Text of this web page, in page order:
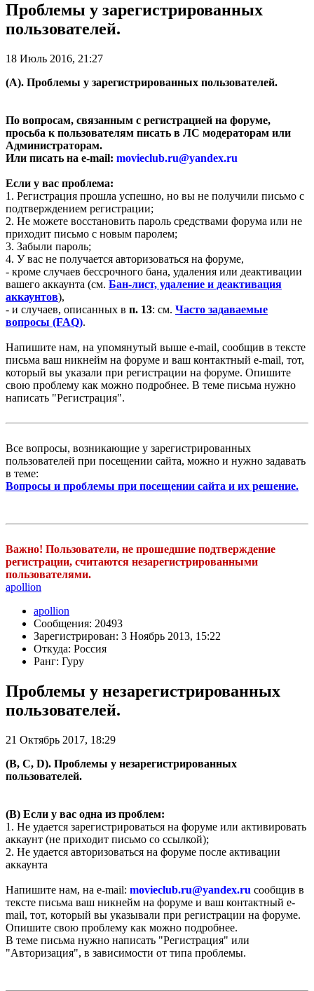
Проблемы у зарегистрированных
пользователей.
18 Июль 2016, 21:27
(А). Проблемы у зарегистрированных пользователей.
По вопросам, связанным с регистрацией на форуме,
просьба к пользователям писать в ЛС модераторам или
Администраторам.
Или писать на e-mail: movieclub.ru@yandex.ru
Если у вас проблема:
1. Регистрация прошла успешно, но вы не получили письмо с
подтверждением регистрации;
2. Не можете восстановить пароль средствами форума или не
приходит письмо с новым паролем;
3. Забыли пароль;
4. У вас не получается авторизоваться на форуме,
- кроме случаев бессрочного бана, удаления или деактивации
вашего аккаунта (см. Бан-лист, удаление и деактивация
аккаунтов),
- и случаев, описанных в п. 13: см. Часто задаваемые
вопросы (FAQ).
Напишите нам, на упомянутый выше e-mail, сообщив в тексте
письма ваш никнейм на форуме и ваш контактный e-mail, тот,
который вы указали при регистрации на форуме. Опишите
свою проблему как можно подробнее. В теме письма нужно
написать "Регистрация".
Все вопросы, возникающие у зарегистрированных
пользователей при посещении сайта, можно и нужно задавать
в теме:
Вопросы и проблемы при посещении сайта и их решение.
Важно! Пользователи, не прошедшие подтверждение
регистрации, считаются незарегистрированными
пользователями.
apollion
apollion
Сообщения: 20493
Зарегистрирован: 3 Ноябрь 2013, 15:22
Откуда: Россия
Ранг: Гуру
Проблемы у незарегистрированных
пользователей.
21 Октябрь 2017, 18:29
(B, C, D). Проблемы у незарегистрированных
пользователей.
(B) Если у вас одна из проблем:
1. Не удается зарегистрироваться на форуме или активировать
аккаунт (не приходит письмо со ссылкой);
2. Не удается авторизоваться на форуме после активации
аккаунта
Напишите нам, на e-mail: movieclub.ru@yandex.ru сообщив в
тексте письма ваш никнейм на форуме и ваш контактный e-
mail, тот, который вы указывали при регистрации на форуме.
Опишите свою проблему как можно подробнее.
В теме письма нужно написать "Регистрация" или
"Авторизация", в зависимости от типа проблемы.